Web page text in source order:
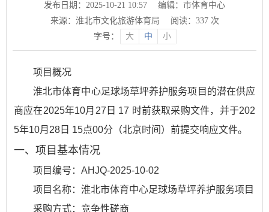
发布日期：2025-10-21 10:57
编辑：市体育中心
来源：淮北市文化旅游体育局
阅读： 337次
字号：
大 中 小
项目概况
淮北市体育中心足球场草坪养护服务项目的潜在供应
商应在2025年10月27日 17 时前获取采购文件，并于202
5年10月28日 15点00分（北京时间）前提交响应文件。
一、项目基本情况
项目编号：AHJQ-2025-10-02
项目名称：淮北市体育中心足球场草坪养护服务项目
采购方式：竞争性磋商